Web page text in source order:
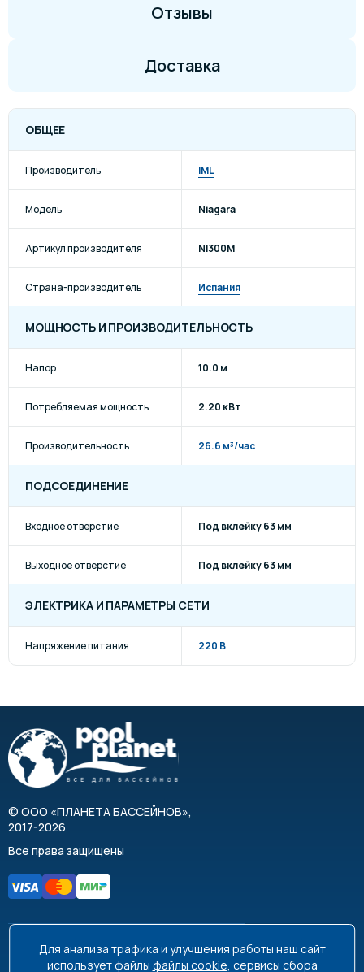
Отзывы
Доставка
ОБЩЕЕ
Производитель IML
Модель Niagara
Артикул производителя NI300M
Страна-производитель Испания
МОЩНОСТЬ И ПРОИЗВОДИТЕЛЬНОСТЬ
Напор 10.0 м
Потребляемая мощность 2.20 кВт
Производительность 26.6 м³/час
ПОДСОЕДИНЕНИЕ
Входное отверстие Под вклейку 63 мм
Выходное отверстие Под вклейку 63 мм
ЭЛЕКТРИКА И ПАРАМЕТРЫ СЕТИ
Напряжение питания 220 В
© ООО «ПЛАНЕТА БАССЕЙНОВ»,
2017-2026
Все права защищены
8 495 663-99-48 8 800 350-99-08
Для анализа трафика и улучшения работы наш сайт
использует файлы файлы cookie, сервисы сбора